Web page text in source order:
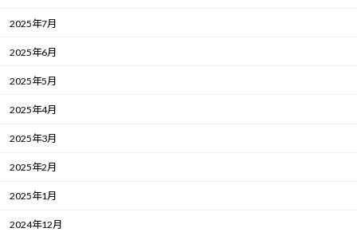
2025年7月
2025年6月
2025年5月
2025年4月
2025年3月
2025年2月
2025年1月
2024年12月